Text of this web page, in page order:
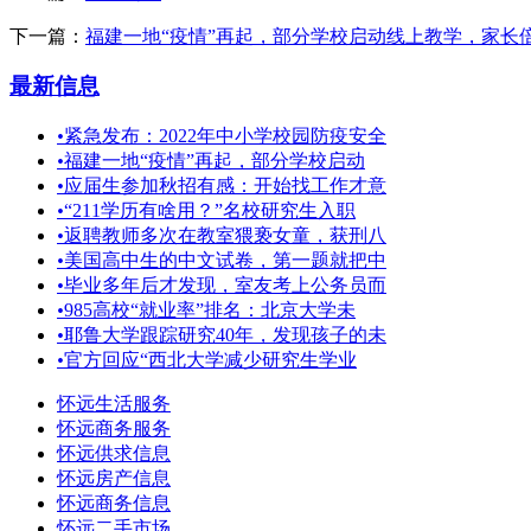
下一篇： 福建一地“疫情”再起，部分学校启动线上教学，家长
最新信息
•紧急发布：2022年中小学校园防疫安全
•福建一地“疫情”再起，部分学校启动
•应届生参加秋招有感：开始找工作才意
•“211学历有啥用？”名校研究生入职
•返聘教师多次在教室猥亵女童，获刑八
•美国高中生的中文试卷，第一题就把中
•毕业多年后才发现，室友考上公务员而
•985高校“就业率”排名：北京大学未
•耶鲁大学跟踪研究40年，发现孩子的未
•官方回应“西北大学减少研究生学业
怀远生活服务
怀远商务服务
怀远供求信息
怀远房产信息
怀远商务信息